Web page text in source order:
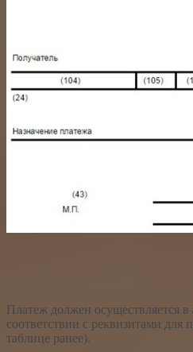
Платеж должен осуществляется
соответствии с реквизитами для
таблице ранее).